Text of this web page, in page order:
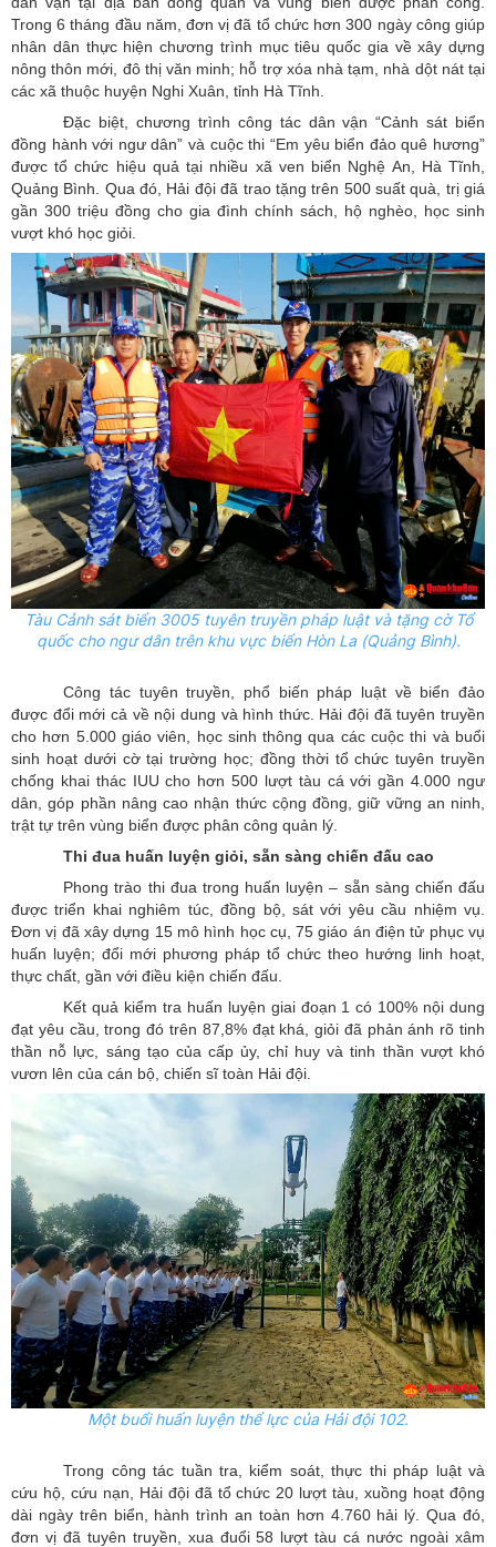
Trong 6 tháng đầu năm, đơn vị đã tổ chức hơn 300 ngày công giúp
nhân dân thực hiện chương trình mục tiêu quốc gia về xây dựng
nông thôn mới, đô thị văn minh; hỗ trợ xóa nhà tạm, nhà dột nát tại
các xã thuộc huyện Nghi Xuân, tỉnh Hà Tĩnh.
Đặc biệt, chương trình công tác dân vận “Cảnh sát biển
đồng hành với ngư dân” và cuộc thi “Em yêu biển đảo quê hương”
được tổ chức hiệu quả tại nhiều xã ven biển Nghệ An, Hà Tĩnh,
Quảng Bình. Qua đó, Hải đội đã trao tặng trên 500 suất quà, trị giá
gần 300 triệu đồng cho gia đình chính sách, hộ nghèo, học sinh
vượt khó học giỏi.
Tàu Cảnh sát biển 3005 tuyên truyền pháp luật và tặng cờ Tổ
quốc cho ngư dân trên khu vực biển Hòn La (Quảng Bình).
Công tác tuyên truyền, phổ biến pháp luật về biển đảo
được đổi mới cả về nội dung và hình thức. Hải đội đã tuyên truyền
cho hơn 5.000 giáo viên, học sinh thông qua các cuộc thi và buổi
sinh hoạt dưới cờ tại trường học; đồng thời tổ chức tuyên truyền
chống khai thác IUU cho hơn 500 lượt tàu cá với gần 4.000 ngư
dân, góp phần nâng cao nhận thức cộng đồng, giữ vững an ninh,
trật tự trên vùng biển được phân công quản lý.
Thi đua huấn luyện giỏi, sẵn sàng chiến đấu cao
Phong trào thi đua trong huấn luyện – sẵn sàng chiến đấu
được triển khai nghiêm túc, đồng bộ, sát với yêu cầu nhiệm vụ.
Đơn vị đã xây dựng 15 mô hình học cụ, 75 giáo án điện tử phục vụ
huấn luyện; đổi mới phương pháp tổ chức theo hướng linh hoạt,
thực chất, gần với điều kiện chiến đấu.
Kết quả kiểm tra huấn luyện giai đoạn 1 có 100% nội dung
đạt yêu cầu, trong đó trên 87,8% đạt khá, giỏi đã phản ánh rõ tinh
thần nỗ lực, sáng tạo của cấp ủy, chỉ huy và tinh thần vượt khó
vươn lên của cán bộ, chiến sĩ toàn Hải đội.
Một buổi huấn luyện thể lực của Hải đội 102.
Trong công tác tuần tra, kiểm soát, thực thi pháp luật và
cứu hộ, cứu nạn, Hải đội đã tổ chức 20 lượt tàu, xuồng hoạt động
dài ngày trên biển, hành trình an toàn hơn 4.760 hải lý. Qua đó,
đơn vị đã tuyên truyền, xua đuổi 58 lượt tàu cá nước ngoài xâm